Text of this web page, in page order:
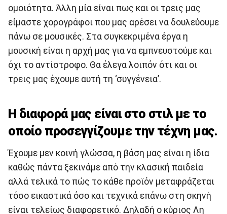
ομοιότητα. Άλλη μία είναι πως και οι τρεις μας
είμαστε χορογράφοι που μας αρέσει να δουλεύουμε
πάνω σε μουσικές. Στα συγκεκριμένα έργα η
μουσική είναι η αρχή μας για να εμπνευστούμε και
όχι το αντίστροφο. Θα έλεγα λοιπόν ότι και οι
τρεις μας έχουμε αυτή τη ‘συγγένεια’.
Η διαφορά μας είναι στο στιλ με το
οποίο προσεγγίζουμε την τέχνη μας.
Έχουμε μεν κοινή γλώσσα, η βάση μας είναι η ίδια
καθώς πάντα ξεκινάμε από την κλασική παιδεία
αλλά τελικά το πώς το κάθε προϊόν μεταφράζεται
τόσο εικαστικά όσο και τεχνικά επάνω στη σκηνή
είναι τελείως διαφορετικό. Δηλαδή ο κύριος Λη